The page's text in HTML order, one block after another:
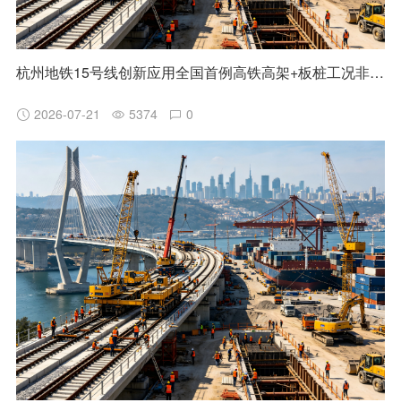
杭州地铁15号线创新应用全国首例高铁高架+板桩工况非清障磨桩技术
2026-07-21 5374 0